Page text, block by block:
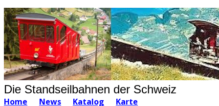
Die Standseilbahnen der Schweiz
Home News Katalog
Karte